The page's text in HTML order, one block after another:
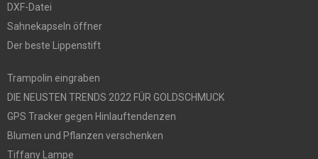
DXF-Datei
Sahnekapseln öffner
Der beste Lippenstift
Trampolin eingraben
DIE NEUSTEN TRENDS 2022 FÜR GOLDSCHMUCK
GPS Tracker gegen Hinlauftendenzen
Blumen und Pflanzen verschenken
Tiffany Lampe